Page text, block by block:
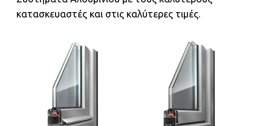
κατασκευαστές και στις καλύτερες τιμές.